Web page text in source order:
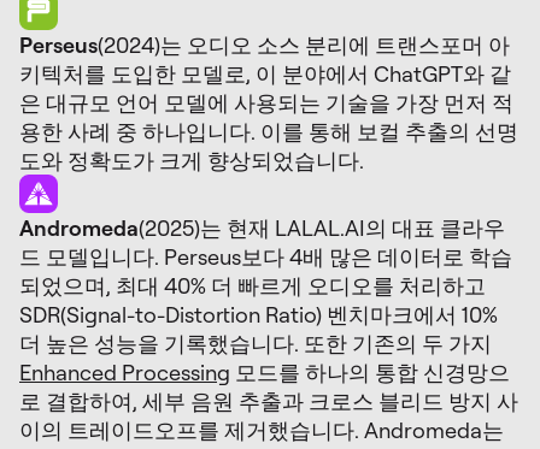
Perseus(2024)는 오디오 소스 분리에 트랜스포머 아
키텍처를 도입한 모델로, 이 분야에서 ChatGPT와 같
은 대규모 언어 모델에 사용되는 기술을 가장 먼저 적
용한 사례 중 하나입니다. 이를 통해 보컬 추출의 선명
도와 정확도가 크게 향상되었습니다.
Andromeda(2025)는 현재 LALAL.AI의 대표 클라우
드 모델입니다. Perseus보다 4배 많은 데이터로 학습
되었으며, 최대 40% 더 빠르게 오디오를 처리하고
SDR(Signal-to-Distortion Ratio) 벤치마크에서 10%
더 높은 성능을 기록했습니다. 또한 기존의 두 가지
Enhanced Processing 모드를 하나의 통합 신경망으
로 결합하여, 세부 음원 추출과 크로스 블리드 방지 사
이의 트레이드오프를 제거했습니다. Andromeda는